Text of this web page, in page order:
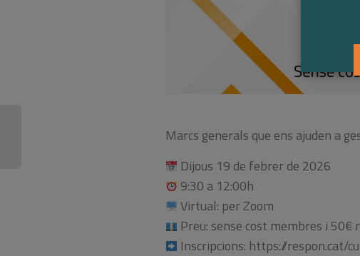
Marcs generals que ens ajuden a
Dijous 19 de febrer de 2026
9:30 a 12:00h
Virtual: per Zoom
Preu: sense cost membres i 50€
Inscripcions: https://respon.cat/